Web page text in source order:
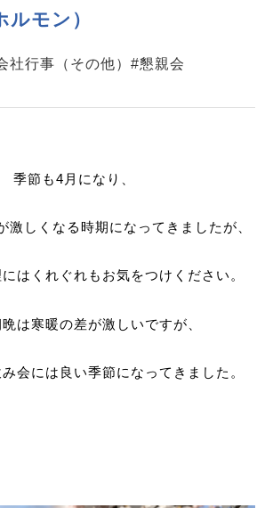
ルモン）
社行事（その他） #懇親会
季節も4月になり、
激しくなる時期になってきましたが、
はくれぐれもお気をつけください。
は寒暖の差が激しいですが、
会には良い季節になってきました。